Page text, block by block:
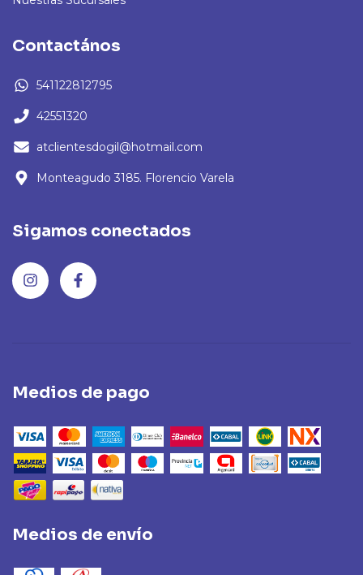
Contactános
541122812795
42551320
atclientesdogil@hotmail.com
Monteagudo 3185. Florencio Varela
Sigamos conectados
Medios de pago
Medios de envío